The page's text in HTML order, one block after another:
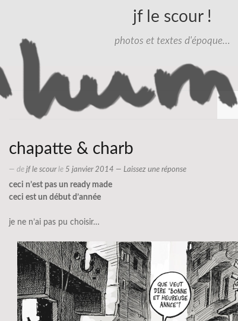
jf le scour !
photos et textes d'époque…
chapatte & charb
— de jf le scourle 5 janvier 2014 — Laissez une réponse
ceci n’est pas un ready made
ceci est un début d’année
je ne n’ai pas pu choisir…